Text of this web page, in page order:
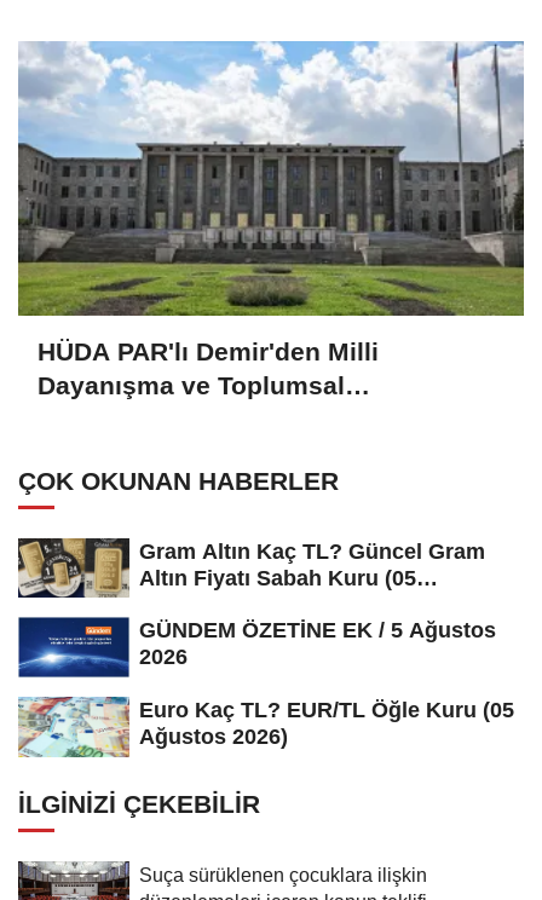
HÜDA PAR'lı Demir'den Milli
Dayanışma ve Toplumsal
ÇOK OKUNAN HABERLER
Gram Altın Kaç TL? Güncel Gram
Altın Fiyatı Sabah Kuru (05
GÜNDEM ÖZETİNE EK / 5 Ağustos
2026
Euro Kaç TL? EUR/TL Öğle Kuru (05
Ağustos 2026)
İLGINIZI ÇEKEBILIR
Suça sürüklenen çocuklara ilişkin